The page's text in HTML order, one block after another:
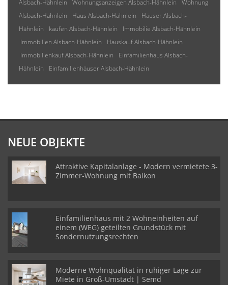
Alsbach-Hähnlein
Wohnungsanzeigen Alsbach-Hähnlein
Wohnung
Alsbach-Hähnlein
Haus Alsbach-Hähnlein
Häuser Alsbach-
Hähnlein
kaufen Alsbach-Hähnlein
Immobilie Alsbach-Hähnlein
Immobilien Alsbach-Hähnlein
Hauskauf Alsbach-Hähnlein
Immobilienkauf Alsbach-Hähnlein
Einfamilienhaus Alsbach-
Hähnlein
Einfamilienhäuser Alsbach-Hähnlein
NEUE OBJEKTE
Attraktive Kapitalanlage - Modern vermietete 3-
Zimmer-Wohnung mit Balkon
Einfamilienhaus mit 2 Wohneinheiten auf
einem (WEG) geteilten Grundstück mit
Sondernutzungsrechten
Moderne Wohnqualität in ruhiger Lage zur
Miete in Groß-Umstadt | Semd